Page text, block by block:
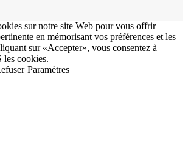
sur notre site Web pour vous offrir
en mémorisant vos préférences et les
sur «Accepter», vous consentez à
cookies.
Paramètres